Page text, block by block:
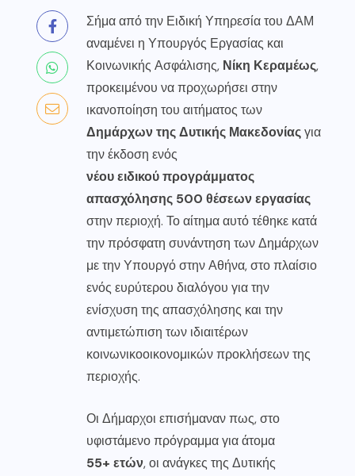
Σήμα από την Ειδική Υπηρεσία του ΔΑΜ
αναμένει η Υπουργός Εργασίας και
Κοινωνικής Ασφάλισης, Νίκη Κεραμέως,
προκειμένου να προχωρήσει στην
ικανοποίηση του αιτήματος των
Δημάρχων της Δυτικής Μακεδονίαςγια
την έκδοση ενός
νέου ειδικού προγράμματος
απασχόλησης 500 θέσεων εργασίας
στην περιοχή. Το αίτημα αυτό τέθηκε κατά
την πρόσφατη συνάντηση των Δημάρχων
με την Υπουργό στην Αθήνα, στο πλαίσιο
ενός ευρύτερου διαλόγου για την
ενίσχυση της απασχόλησης και την
αντιμετώπιση των ιδιαιτέρων
κοινωνικοοικονομικών προκλήσεων της
περιοχής.
Οι Δήμαρχοι επισήμαναν πως, στο
υφιστάμενο πρόγραμμα για άτομα
55+ ετών, οι ανάγκες της Δυτικής